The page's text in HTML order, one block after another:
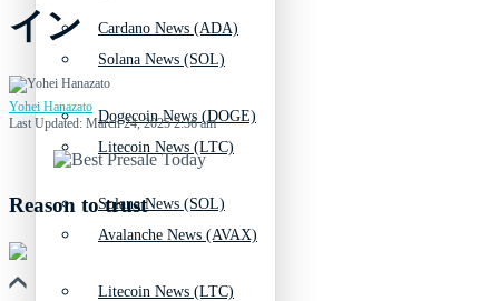
Solana News (SOL)
Litecoin News (LTC)
Avalanche News (AVAX)
Cardano News (ADA)
Dogecoin News (DOGE)
Solana News (SOL)
Litecoin News (LTC)
イン
Yohei Hanazato
Last Updated: March 24, 2025 2:36 am
Reason to trust